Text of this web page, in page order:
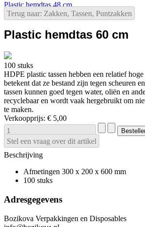
Plastic hemdtas 48 cm
Terug naar: Zakken, Tassen, Puntzakken
Plastic hemdtas 60 cm
100 stuks
HDPE plastic tassen hebben een relatief
betekent dat ze bestand zijn tegen scheuren
tassen kunnen goed tegen water, oliën en
recyclebaar en wordt vaak hergebruikt om
te maken.
Verkoopprijs: € 5,00
Stel een vraag over dit artikel
Beschrijving
Afmetingen 300 x 200 x 600 mm
100 stuks
Adresgegevens
Bozikova Verpakkingen en Disposables